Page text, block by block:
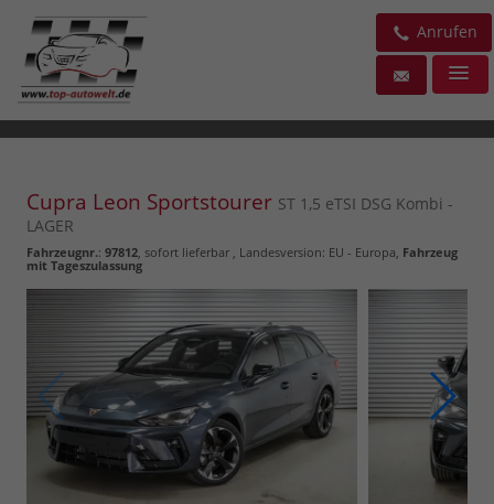
Anrufen
Cupra Leon Sportstourer ST 1,5 eTSI DSG Kombi -
LAGER
Fahrzeugnr.: 97812 sofort lieferbar , Landesversion: EU - Europa, Fahrzeug
mit Tageszulassung